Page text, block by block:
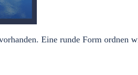
Eine runde Form ordnen